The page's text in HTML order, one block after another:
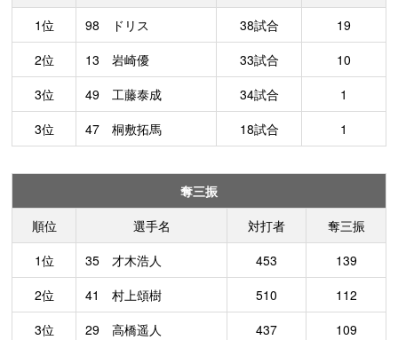
1位
98 ドリス 38試合
19
2位
13 岩崎優 33試合
10
3位
49 工藤泰成 34試合
1
3位
47 桐敷拓馬 18試合 1
奪三振
順位
選手名 対打者
奪三振
1位
35 才木浩人 453
139
2位
41 村上頌樹 510
112
3位
29 高橋遥人 437
109